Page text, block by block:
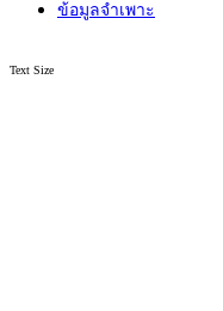
ข้อมูลจำเพาะ
Text Size